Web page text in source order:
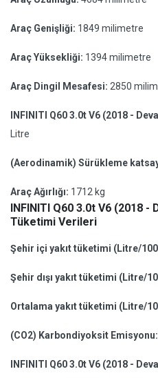
Araç Genişliği: 1849 milimetre
Araç Yüksekliği: 1394 milimetre
Araç Dingil Mesafesi: 2850
INFINITI Q60 3.0t V6 (2018 -
Litre
(Aerodinamik) Sürükleme
Araç Ağırlığı: 1712 kg
INFINITI Q60 3.0t V6 (2018 -
Tüketimi Verileri
Şehir içi yakıt tüketimi (Litre/
Şehir dışı yakıt tüketimi (Litre/
Ortalama yakıt tüketimi (Litre/
(CO2) Karbondiyoksit Emisyonu:
INFINITI Q60 3.0t V6 (2018 -